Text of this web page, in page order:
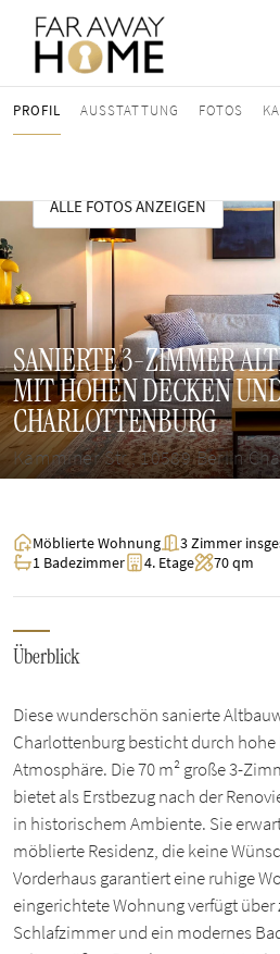
PROFIL AUSSTATTUNG FOTOS
ALLE FOTOS ANZEIGEN
SANIERTE 3-ZIMMER
MIT HOHEN DECKEN
CHARLOTTENBURG
Kamminer Str., 10589 Berlin
Möblierte Wohnung 3 Zimmer
1 Badezimmer
4. Etage 70 qm
Überblick
Diese wunderschön sanierte
Charlottenburg besticht durch
Atmosphäre. Die 70 m² große 3-
bietet als Erstbezug nach der
in historischem Ambiente. Sie
möblierte Residenz, die keine
Vorderhaus garantiert eine ruhige
eingerichtete Wohnung verfügt
Schlafzimmer und ein modernes